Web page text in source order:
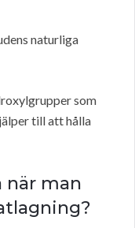
naturliga
som
till att hålla
när man